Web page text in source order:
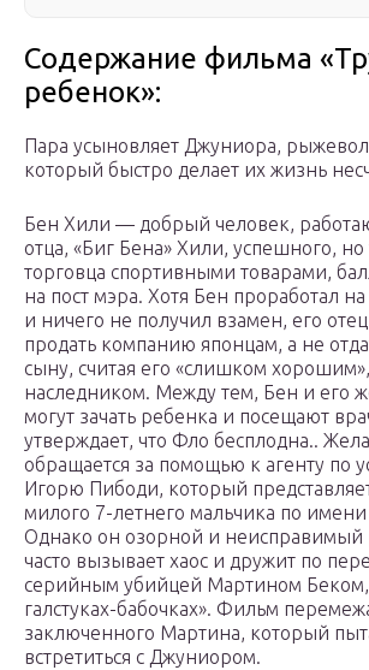
Содержание фильма
ребенок»:
Пара усыновляет Джуниора,
который быстро делает их жизнь
Бен Хили — добрый человек,
отца, «Биг Бена» Хили, успешного, но
торговца спортивными товарами,
на пост мэра. Хотя Бен проработал на
и ничего не получил взамен, его
продать компанию японцам, а не
сыну, считая его «слишком
наследником. Между тем, Бен и его
могут зачать ребенка и посещают
утверждает, что Фло бесплодна..
обращается за помощью к агенту по
Игорю Пибоди, который
милого 7-летнего мальчика по
Однако он озорной и неисправимый
часто вызывает хаос и дружит по
серийным убийцей Мартином Беком,
галстуках-бабочках». Фильм
заключенного Мартина, который
встретиться с Джуниором.